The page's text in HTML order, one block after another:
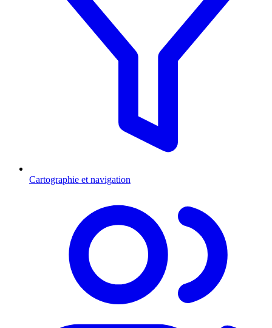
Cartographie et navigation